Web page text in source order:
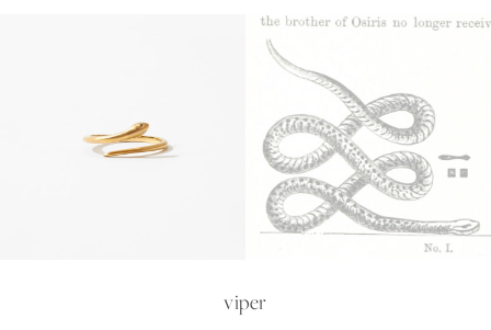
viper